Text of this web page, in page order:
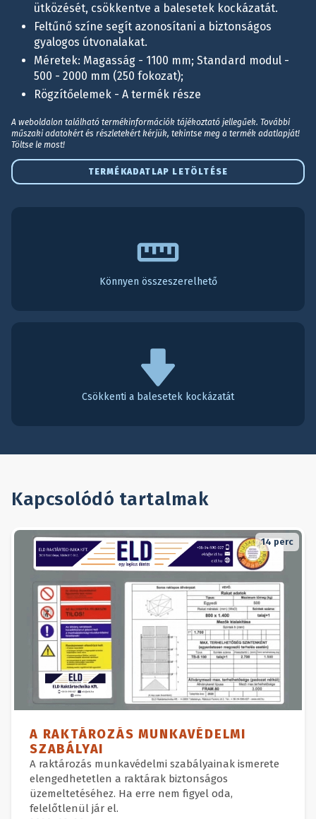
ütközését, csökkentve a balesetek kockázatát.
Feltűnő színe segít azonosítani a biztonságos
gyalogos útvonalakat.
Méretek: Magasság - 1100 mm; Standard modul -
500 - 2000 mm (250 fokozat);
Rögzítőelemek - A termék része
A weboldalon található termékinformációk tájékoztató jellegűek. További
műszaki adatokért és részletekért kérjük, tekintse meg a termék adatlapját!
Töltse le most!
TERMÉKADATLAP LETÖLTÉSE
Könnyen összeszerelhető
Csökkenti a balesetek kockázatát
Kapcsolódó tartalmak
14perc
A RAKTÁROZÁS MUNKAVÉDELMI
SZABÁLYAI
A raktározás munkavédelmi szabályainak ismerete
elengedhetetlen a raktárak biztonságos
üzemeltetéséhez. Ha erre nem figyel oda,
felelőtlenül jár el.